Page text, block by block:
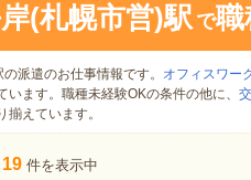
(札幌市営)駅 で職
派遣のお仕事情報です。 オフィスワー
います。職種未経験OKの条件の他に、
揃えています。
19 件を表示中